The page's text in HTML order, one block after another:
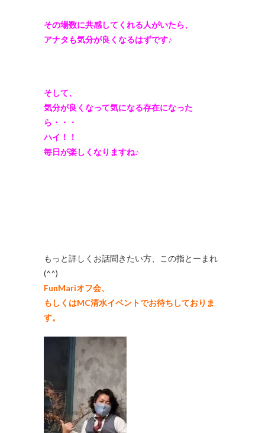
その場数に共感してくれる人がいたら、
アナタも気分が良くなるはずです♪
そして、
気分が良くなって気になる存在になった
ら・・・
ハイ！！
毎日が楽しくなりますね♪
もっと詳しくお話聞きたい方、この指とーまれ
(^^)
FunMariオフ会、
もしくはMC清水イベントでお待ちしておりま
す。